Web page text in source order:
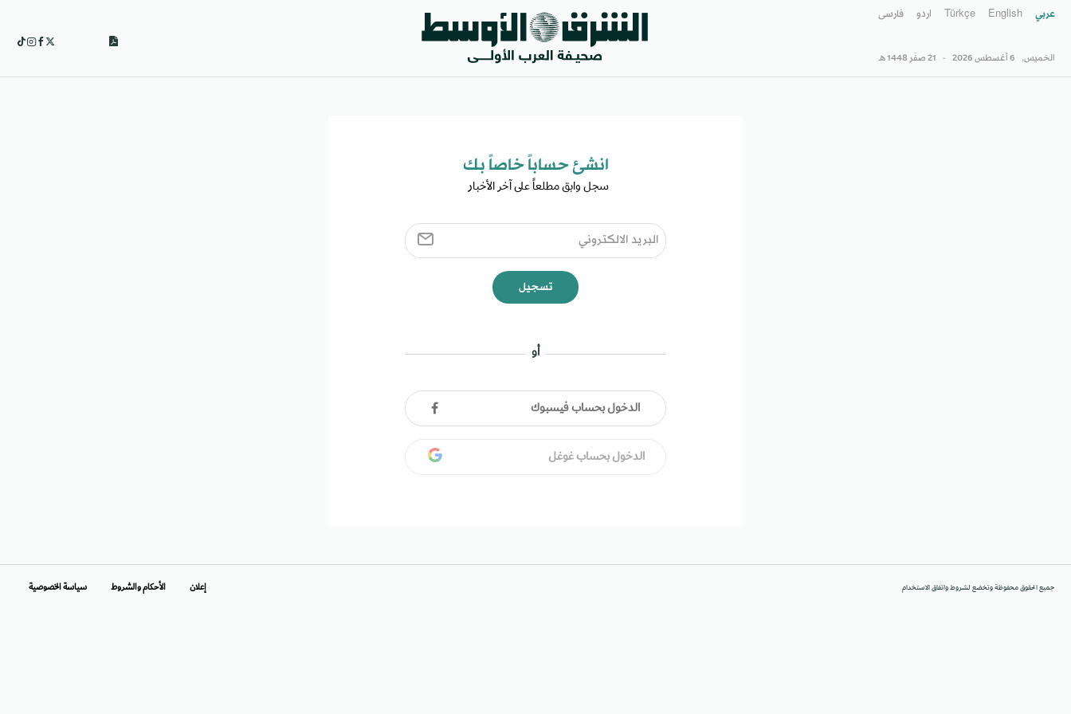
عربي English
Türkçe اردو فارسى
الخميس, 6 أغسطس 2026 - 21 صفَر 1448 هـ
انشئ حساباً خاصاً بك​
سجل وابق مطلعاً على آخر الأخبار ​
تسجيل
أو
الدخول بحساب فيسبوك
الدخول بحساب غوغل
جميع الحقوق محفوظة وتخضع لشروط واتفاق الاستخدام إعلان الأحكام والشروط سياسة الخصوصية